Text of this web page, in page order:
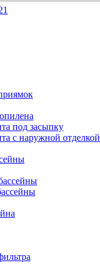
под засыпку
с наружной отделкой